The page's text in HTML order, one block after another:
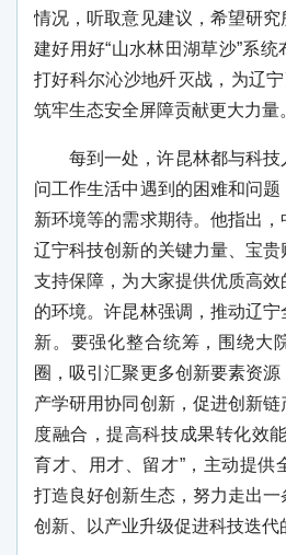
情况，听取意见建议，希望研究
建好用好“山水林田湖草沙”系
打好科尔沁沙地歼灭战，为辽宁
筑牢生态安全屏障贡献更大力量
每到一处，许昆林都与科
问工作生活中遇到的困难和问题
新环境等的需求期待。他指出
辽宁科技创新的关键力量、宝
支持保障，为大家提供优质高
的环境。许昆林强调，推动辽宁
新。要强化整合统筹，围绕大
圈，吸引汇聚更多创新要素资
产学研用协同创新，促进创新
度融合，提高科技成果转化效
育才、用才、留才”，主动提供
打造良好创新生态，努力走出
创新、以产业升级促进科技迭代